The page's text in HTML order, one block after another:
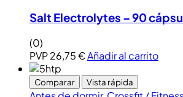
Salt Electrolytes – 90
(0)
PVP26,75€Añadir al carrito
Comparar Vista rápida